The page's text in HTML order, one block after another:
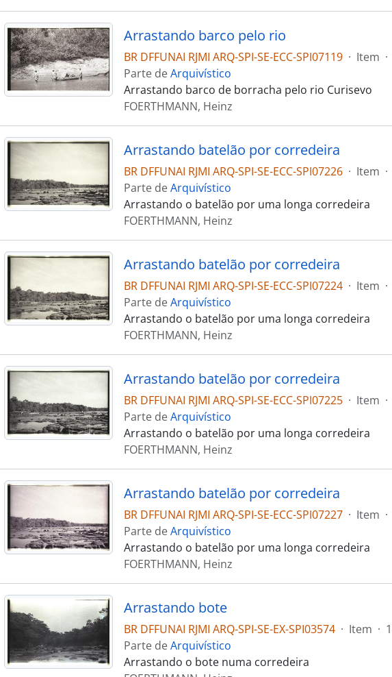
Arrastando barco pelo rio
BR DFFUNAI RJMI ARQ-SPI-SE-ECC-SPI07119 · Item ·
Parte deArquivístico
Arrastando barco de borracha pelo rio Curisevo
FOERTHMANN, Heinz
Arrastando batelão por corredeira
BR DFFUNAI RJMI ARQ-SPI-SE-ECC-SPI07226 · Item ·
Parte deArquivístico
Arrastando o batelão por uma longa corredeira
FOERTHMANN, Heinz
Arrastando batelão por corredeira
BR DFFUNAI RJMI ARQ-SPI-SE-ECC-SPI07224 · Item ·
Parte deArquivístico
Arrastando o batelão por uma longa corredeira
FOERTHMANN, Heinz
Arrastando batelão por corredeira
BR DFFUNAI RJMI ARQ-SPI-SE-ECC-SPI07225 · Item ·
Parte deArquivístico
Arrastando o batelão por uma longa corredeira
FOERTHMANN, Heinz
Arrastando batelão por corredeira
BR DFFUNAI RJMI ARQ-SPI-SE-ECC-SPI07227 · Item ·
Parte deArquivístico
Arrastando o batelão por uma longa corredeira
FOERTHMANN, Heinz
Arrastando bote
BR DFFUNAI RJMI ARQ-SPI-SE-EX-SPI03574 · Item ·
Parte deArquivístico
Arrastando o bote numa corredeira